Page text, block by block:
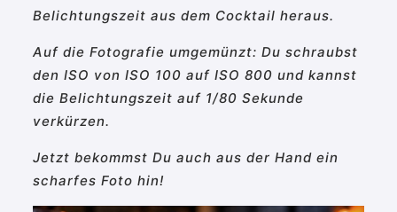
Belichtungszeit aus dem Cocktail heraus.
Auf die Fotografie umgemünzt: Du schraubst
den ISO von ISO 100 auf ISO 800 und kannst
die Belichtungszeit auf 1/80 Sekunde
verkürzen.
Jetzt bekommst Du auch aus der Hand ein
scharfes Foto hin!